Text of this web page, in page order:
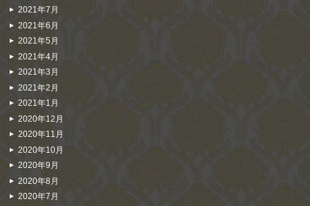
2021年7月
2021年6月
2021年5月
2021年4月
2021年3月
2021年2月
2021年1月
2020年12月
2020年11月
2020年10月
2020年9月
2020年8月
2020年7月